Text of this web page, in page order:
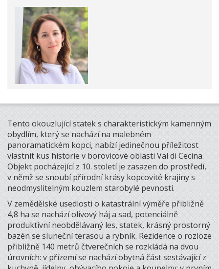
Tento okouzlující statek s charakteristickým kamenným
obydlím, který se nachází na malebném
panoramatickém kopci, nabízí jedinečnou příležitost
vlastnit kus historie v borovicové oblasti Val di Cecina.
Objekt pocházející z 10. století je zasazen do prostředí,
v němž se snoubí přírodní krásy kopcovité krajiny s
neodmyslitelným kouzlem starobylé pevnosti.
V zemědělské usedlosti o katastrální výměře přibližně
4,8 ha se nachází olivový háj a sad, potenciálně
produktivní neobdělávaný les, statek, krásný prostorný
bazén se sluneční terasou a rybník. Rezidence o rozloze
přibližně 140 metrů čtverečních se rozkládá na dvou
úrovních: v přízemí se nachází obytná část sestávající z